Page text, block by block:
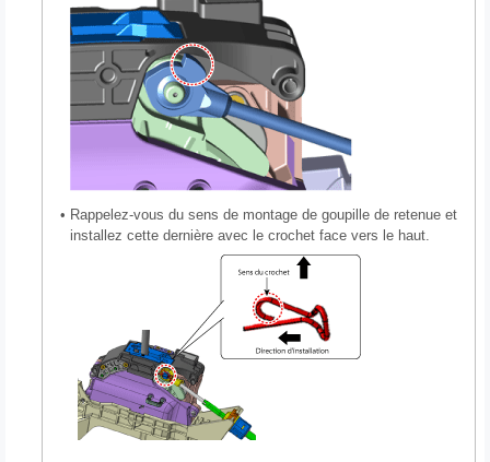
• Rappelez-vous du sens de montage de goupille de retenue et
installez cette dernière avec le crochet face vers le haut.